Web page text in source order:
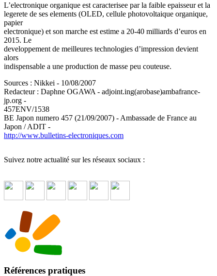
L’electronique organique est caracterisee par la faible epaisseur et la
legerete de ses elements (OLED, cellule photovoltaique organique,
papier
electronique) et son marche est estime a 20-40 milliards d’euros en
2015. Le
developpement de meilleures technologies d’impression devient
alors
indispensable a une production de masse peu couteuse.
Sources : Nikkei - 10/08/2007
Redacteur : Daphne OGAWA - adjoint.ing(arobase)ambafrance-
jp.org -
457ENV/1538
BE Japon numero 457 (21/09/2007) - Ambassade de France au
Japon / ADIT -
http://www.bulletins-electroniques.com
Suivez notre actualité sur les réseaux sociaux :
Références pratiques